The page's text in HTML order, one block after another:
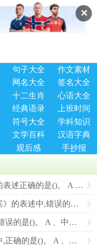
✕
句子大全
作文素材
网名大全
签名大全
十二生肖
心语大全
经典语录
上班时间
符号大全
学科知识
文学百科
汉语字典
观后感
手抄报
下列关于附权证的可分离公司债券的表述正确的是()。 A 、公司债券和认股权分别符合证券交易所上市条件的，应当分别上市
下列关于美国《金融服务现代化法案》的表述中,错误的是()。 A 、标志着金融混业制度的终结 B 、同时废除了1933
下列关于证监会派出机构的表述中,错误的是()。 A 、中国证监会在上海、深圳等地设立8个稽查局 B 、中国证监会在各
下列关于证券市场法律法规的表述中,正确的是()。 A 、《证券法》属于行政法规 B 、《证券公司监督管理条例》和《证